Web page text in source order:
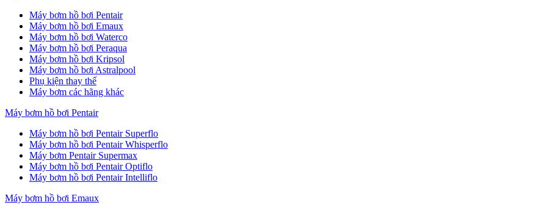
Máy bơm hồ bơi Pentair
Máy bơm hồ bơi Emaux
Máy bơm hồ bơi Waterco
Máy bơm hồ bơi Peraqua
Máy bơm hồ bơi Kripsol
Máy bơm hồ bơi Astralpool
Phụ kiện thay thế
Máy bơm các hãng khác
Máy bơm hồ bơi Pentair
Máy bơm hồ bơi Pentair Superflo
Máy bơm hồ bơi Pentair Whisperflo
Máy bơm Pentair Supermax
Máy bơm hồ bơi Pentair Optiflo
Máy bơm hồ bơi Pentair Intelliflo
Máy bơm hồ bơi Emaux